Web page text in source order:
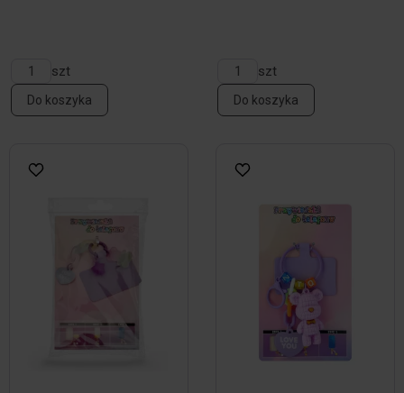
szt
Do koszyka
szt
Do koszyka